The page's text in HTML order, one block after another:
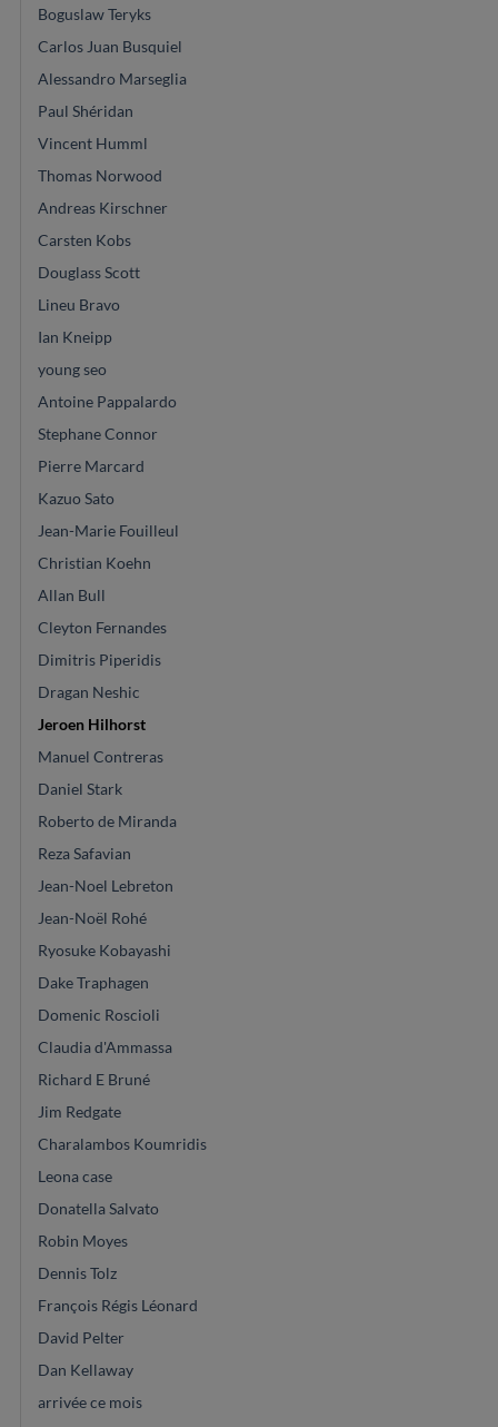
Boguslaw Teryks
Carlos Juan Busquiel
Alessandro Marseglia
Paul Shéridan
Vincent Humml
Thomas Norwood
Andreas Kirschner
Carsten Kobs
Douglass Scott
Lineu Bravo
Ian Kneipp
young seo
Antoine Pappalardo
Stephane Connor
Pierre Marcard
Kazuo Sato
Jean-Marie Fouilleul
Christian Koehn
Allan Bull
Cleyton Fernandes
Dimitris Piperidis
Dragan Neshic
Jeroen Hilhorst
Manuel Contreras
Daniel Stark
Roberto de Miranda
Reza Safavian
Jean-Noel Lebreton
Jean-Noël Rohé
Ryosuke Kobayashi
Dake Traphagen
Domenic Roscioli
Claudia d'Ammassa
Richard E Bruné
Jim Redgate
Charalambos Koumridis
Leona case
Donatella Salvato
Robin Moyes
Dennis Tolz
François Régis Léonard
David Pelter
Dan Kellaway
arrivée ce mois